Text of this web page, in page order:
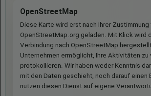
OpenStreetMap
Diese Karte wird erst nach Ihrer Zustimmung
OpenStreetMap.org geladen. Mit Klick wird
Verbindung nach OpenStreetMap
Unternehmen ermöglicht, Ihre Aktivitäten zu
protokollieren. Wir haben weder Kenntnis
mit den Daten geschieht, noch darauf einen
nutzen diesen Dienst auf eigene